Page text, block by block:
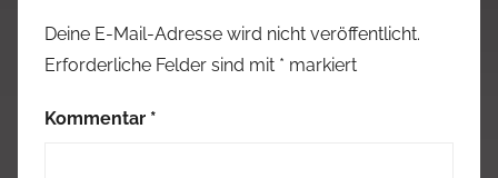
Deine E-Mail-Adresse wird nicht veröffentlicht.
Erforderliche Felder sind mit * markiert
Kommentar *